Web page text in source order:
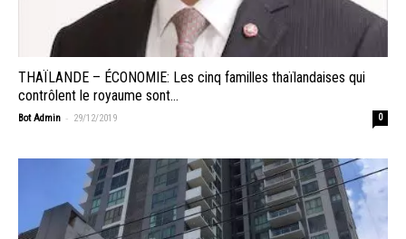
THAÏLANDE – ÉCONOMIE: Les cinq familles thaïlandaises qui
contrôlent le royaume sont…
Bot Admin - 29/12/2019 0